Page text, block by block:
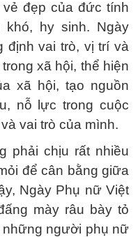
đẹp của đức tính
hy sinh. Ngày
định vai trò, vị trí và
xã hội, thể hiện
xã hội, tạo nguồn
nỗ lực trong cuộc
vai trò của mình.
phải chịu rất nhiều
để cân bằng giữa
Ngày Phụ nữ Việt
mày râu bày tỏ
người phụ nữ